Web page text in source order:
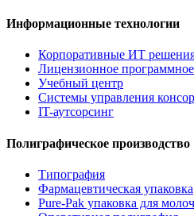
Информационные технологии
Корпоративные ИТ
Лицензионное
Учебный центр
Системы управления
IT-аутсорсинг
Полиграфическое производство
Типография
Фармацевтическая упаковка
Pure-Pak упаковка для